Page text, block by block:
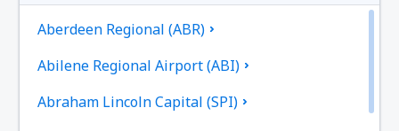
Aberdeen Regional (ABR)
Abilene Regional Airport (ABI)
Abraham Lincoln Capital (SPI)